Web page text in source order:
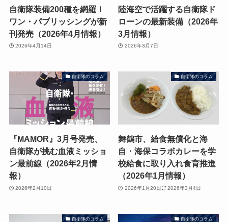
自衛隊装備200種を網羅！
ワン・パブリッシングが新
刊発売（2026年4月情報）
2026年4月14日
陸海空で活躍する自衛隊ド
ローンの最新装備（2026年
3月情報）
2026年3月7日
自衛隊のコラム
『MAMOR』3月号発売、
自衛隊が挑む血液ミッショ
ン最前線（2026年2月情
報）
2026年2月10日
自衛隊のコラム
舞鶴市、給食無償化と海
自・海保コラボカレーを学
校給食に取り入れ食育推進
（2026年1月情報）
2026年1月20日 2026年3月4日
自衛隊のコラム 自衛隊のコラム